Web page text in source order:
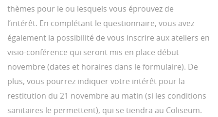
thèmes pour le ou lesquels vous éprouvez de
l’intérêt. En complétant le questionnaire, vous avez
également la possibilité de vous inscrire aux ateliers en
visio-conférence qui seront mis en place début
novembre (dates et horaires dans le formulaire). De
plus, vous pourrez indiquer votre intérêt pour la
restitution du 21 novembre au matin (si les conditions
sanitaires le permettent), qui se tiendra au Coliseum.